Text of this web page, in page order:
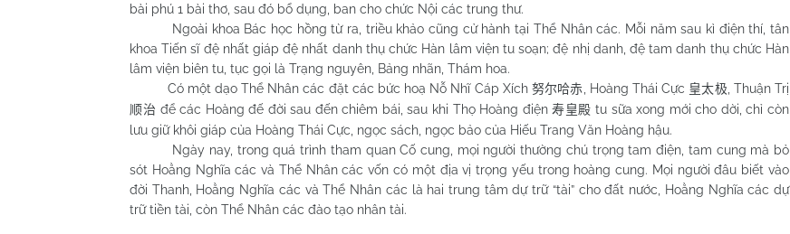
bài phú 1 bài thơ, sau đó bổ dụng, ban cho chức Nội các trung thư.
Ngoài khoa Bác học hồng từ ra, triều khảo cũng cử hành tại Thể Nhân các. Mỗi năm sau kì điện thí, tân
khoa Tiến sĩ đệ nhất giáp đệ nhất danh thụ chức Hàn lâm viện tu soạn; đệ nhị danh, đệ tam danh thụ chức Hàn
lâm viện biên tu, tục gọi là Trạng nguyên, Bảng nhãn, Thám hoa.
Có một dạo Thể Nhân các đặt các bức hoạ Nỗ Nhĩ Cáp Xích 努尔哈赤 , Hoàng Thái Cực 皇太极 , Thuận Trị
顺治 để các Hoàng đế đời sau đến chiêm bái, sau khi Thọ Hoàng điện寿皇殿 tu sữa xong mới cho dời, chỉ còn
lưu giữ khôi giáp của Hoàng Thái Cực, ngọc sách, ngọc bảo của Hiếu Trang Văn Hoàng hậu.
Ngày nay, trong quá trình tham quan Cố cung, mọi người thường chú trọng tam điện, tam cung mà bỏ
sót Hoằng Nghĩa các và Thể Nhân các vốn có một địa vị trọng yếu trong hoàng cung. Mọi người đâu biết vào
đời Thanh, Hoằng Nghĩa các và Thể Nhân các là hai trung tâm dự trữ “tài” cho đất nước, Hoằng Nghĩa các dự
trữ tiền tài, còn Thể Nhân các đào tạo nhân tài.